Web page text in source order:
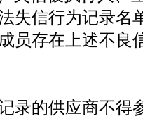
失信行为记录名
员存在上述不良
的供应商不得